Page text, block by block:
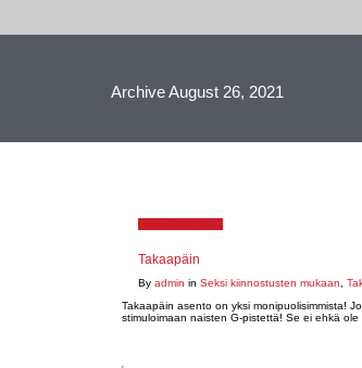
Archive August 26, 2021
Takaapäin
By admin in Seksi kiinnostusten mukaan
Takaapäin asento on yksi monipuolisimmista!
stimuloimaan naisten G-pistettä! Se ei ehkä